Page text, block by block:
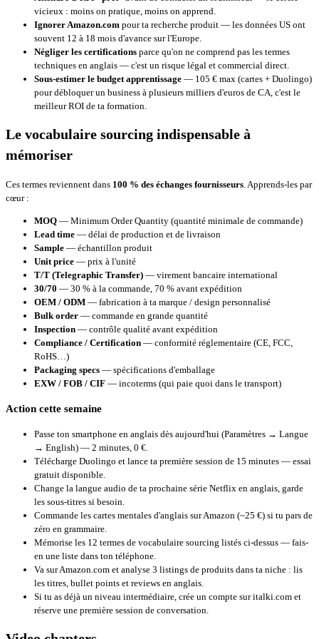
vicieux : moins on pratique, moins on apprend.
Ignorer Amazon.com pour ta recherche produit — les données US ont
souvent 12 à 18 mois d'avance sur l'Europe.
Négliger les certifications parce qu'on ne comprend pas les termes
techniques en anglais — c'est un risque légal et commercial direct.
Sous-estimer le budget apprentissage — 105 € max (cartes + Duolingo)
pour débloquer un business à plusieurs milliers d'euros de CA, c'est le
meilleur ROI de ta formation.
Le vocabulaire sourcing indispensable à
mémoriser
Ces termes reviennent dans 100 % des échanges fournisseurs . Apprends-les par
cœur :
MOQ — Minimum Order Quantity (quantité minimale de commande)
Lead time — délai de production et de livraison
Sample — échantillon produit
Unit price — prix à l'unité
T/T (Telegraphic Transfer) — virement bancaire international
30/70 — 30 % à la commande, 70 % avant expédition
OEM / ODM — fabrication à ta marque / design personnalisé
Bulk order — commande en grande quantité
Inspection — contrôle qualité avant expédition
Compliance / Certification — conformité réglementaire (CE, FCC,
RoHS…)
Packaging specs — spécifications d'emballage
EXW / FOB / CIF — incoterms (qui paie quoi dans le transport)
Action cette semaine
Passe ton smartphone en anglais dès aujourd'hui (Paramètres → Langue
→ English) — 2 minutes, 0 €.
Télécharge Duolingo et lance ta première session de 15 minutes — essai
gratuit disponible.
Change la langue audio de ta prochaine série Netflix en anglais, garde
les sous-titres si besoin.
Commande les cartes mentales d'anglais sur Amazon (~25 €) si tu pars de
zéro en grammaire.
Mémorise les 12 termes de vocabulaire sourcing listés ci-dessus — fais-
en une liste dans ton téléphone.
Va sur Amazon.com et analyse 3 listings de produits dans ta niche : lis
les titres, bullet points et reviews en anglais.
Si tu as déjà un niveau intermédiaire, crée un compte suritalki.com et
réserve une première session de conversation.